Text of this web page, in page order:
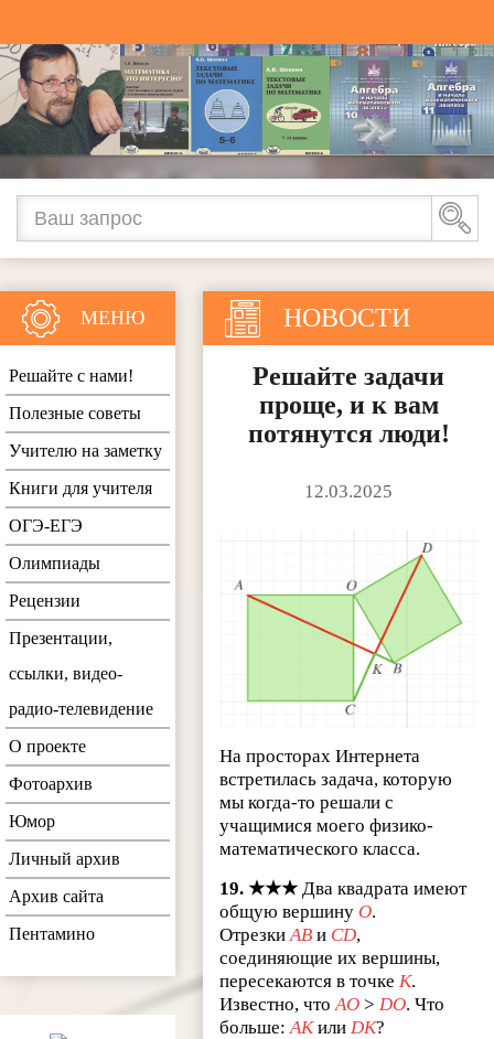
НОВОСТИ
Решайте задачи
проще, и к вам
потянутся люди!
12.03.2025
На просторах Интернета
встретилась задача, которую
мы когда-то решали с
учащимися моего физико-
математического класса.
19. ★★★ Два квадрата имеют
общую вершину O.
ОтрезкиAB и CD,
соединяющие их вершины,
пересекаются в точке K.
Известно, чтоAO > DO. Что
больше:AKили DK?
МЕНЮ
Решайте с нами!
Полезные советы
Учителю на заметку
Книги для учителя
ОГЭ-ЕГЭ
Олимпиады
Рецензии
Презентации,
ссылки, видео-
радио-телевидение
О проекте
Фотоархив
Юмор
Личный архив
Архив сайта
Пентамино